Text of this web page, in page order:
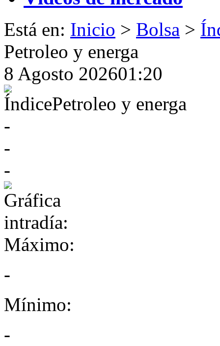
Está en: Inicio > Bolsa >
Petroleo y energa
8 Agosto 202601:20
ÍndicePetroleo y energa
-
-
-
Máximo:
-
Mínimo:
-